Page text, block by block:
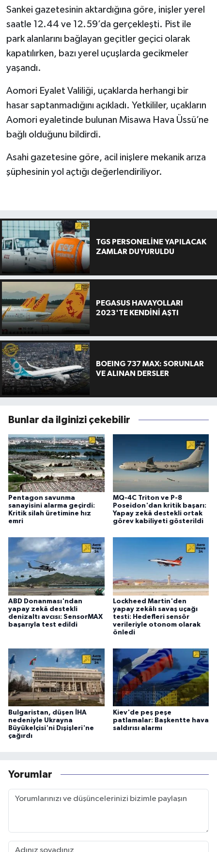
Sankei gazetesinin aktardığına göre, inişler yerel
saatle 12.44 ve 12.59’da gerçekleşti. Pist ile
park alanlarını bağlayan geçitler geçici olarak
kapatılırken, bazı yerel uçuşlarda gecikmeler
yaşandı.
Aomori Eyalet Valiliği, uçaklarda herhangi bir
hasar saptanmadığını açıkladı. Yetkililer, uçakların
Aomori eyaletinde bulunan Misawa Hava Üssü’ne
bağlı olduğunu bildirdi.
Asahi gazetesine göre, acil inişlere mekanik arıza
şüphesinin yol açtığı değerlendiriliyor.
TGS PERSONELİNE YAPILACAK
ZAMLAR DUYURULDU
PEGASUS HAVAYOLLARI
2023'TE KENDİNİ AŞTI
BOEING 737 MAX: SORUNLAR
VE ALINAN DERSLER
Bunlar da ilginizi çekebilir
Pentagon savunma
sanayisini alarma geçirdi:
Kritik silah üretimine hız
emri
MQ-4C Triton ve P-8
Poseidon'dan kritik başarı:
Yapay zekâ destekli ortak
görev kabiliyeti gösterildi
ABD Donanması'ndan
yapay zekâ destekli
denizaltı avcısı: SensorMAX
başarıyla test edildi
Lockheed Martin'den
yapay zekâlı savaş uçağı
testi: Hedefleri sensör
verileriyle otonom olarak
önledi
Bulgaristan, düşen İHA
nedeniyle Ukrayna
Büyükelçisi'ni Dışişleri'ne
çağırdı
Kiev'de peş peşe
patlamalar: Başkentte hava
saldırısı alarmı
Yorumlar